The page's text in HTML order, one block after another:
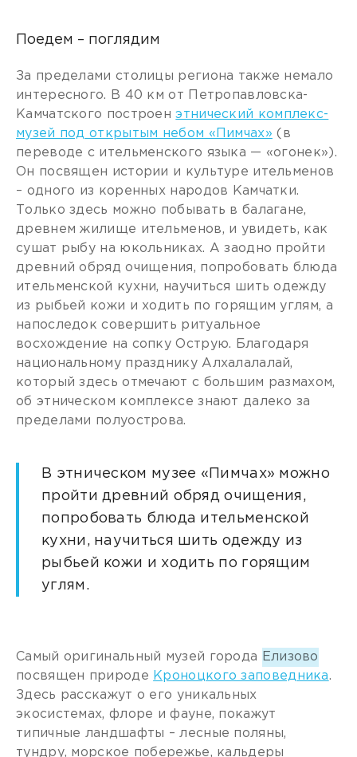
Поедем – поглядим
За пределами столицы региона также немало
интересного. В 40 км от Петропавловска-
Камчатского построенэтнический комплекс-
музей под открытым небом «Пимчах» (в
переводе с ительменского языка — «огонек»).
Он посвящен истории и культуре ительменов
– одного из коренных народов Камчатки.
Только здесь можно побывать в балагане,
древнем жилище ительменов, и увидеть, как
сушат рыбу на юкольниках. А заодно пройти
древний обряд очищения, попробовать блюда
ительменской кухни, научиться шить одежду
из рыбьей кожи и ходить по горящим углям, а
напоследок совершить ритуальное
восхождение на сопку Острую. Благодаря
национальному празднику Алхалалалай,
который здесь отмечают с большим размахом,
об этническом комплексе знают далеко за
пределами полуострова.
В этническом музее «Пимчах» можно
пройти древний обряд очищения,
попробовать блюда ительменской
кухни, научиться шить одежду из
рыбьей кожи и ходить по горящим
углям.
Самый оригинальный музей города
Елизово
посвящен природе Кроноцкого заповедника.
Здесь расскажут о его уникальных
экосистемах, флоре и фауне, покажут
типичные ландшафты – лесные поляны,
тундру, морское побережье, кальдеры